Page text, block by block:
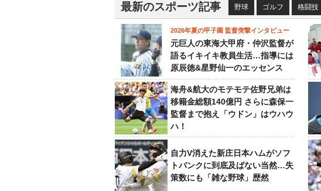
最新のスポーツ記事 野球 ゴルフ 格闘技
2026年夏の甲子園 監督突撃インタビュー
元巨人の東海大甲府・仲沢監督が
語るイキイキ教員生活…指導には
原辰徳&星野仙一のエッセンス
海舟&航大のモテモテ佐野兄弟は
移籍金総額140億円 さらに森保一
監督まで抱え「ウドン」はウハウ
ハ！
自力V消えた新庄日本ハムがソフ
トバンクに到底及ばない当然…失
策数にも「雑な野球」歴然